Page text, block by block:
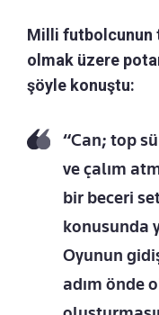
Milli futbolcunun
olmak üzere
şöyle konuştu:
“Can; top
ve çalım
bir beceri
konusunda
Oyunun
adım önde